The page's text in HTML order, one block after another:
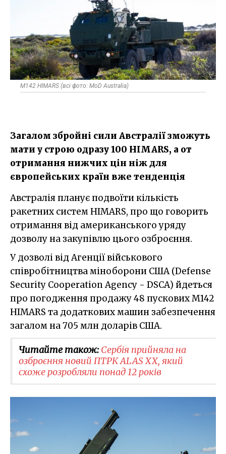
M142 HIMARS (всі фото: MoD Australia)
Загалом збройні сили Австралії зможуть
мати у строю одразу 100 HIMARS, а от
отримання нижчих цін ніж для
європейських країн вже тенденція
Австралія планує подвоїти кількість
ракетних систем HIMARS, про що говорить
отримання від американського уряду
дозволу на закупівлю цього озброєння.
У дозволі від Агенції військового
співробітництва міноборони США (Defense
Security Cooperation Agency - DSCA) йдеться
про погодження продажу 48 пускових M142
HIMARS та додаткових машин забезпечення
загалом на 705 млн доларів США.
Читайте також:Сербія прийняла на
озброєння новий ПТРК ALAS XX, який
схоже розробляли понад 12 років